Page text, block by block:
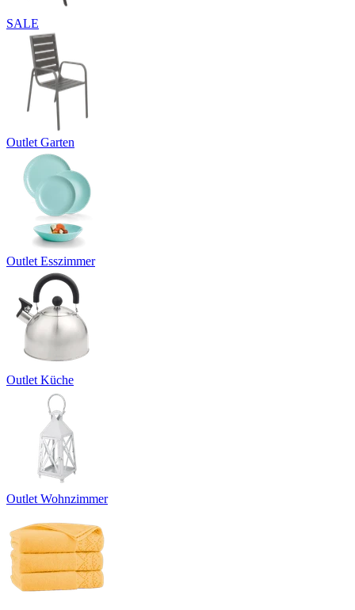
SALE
Outlet Garten
Outlet Esszimmer
Outlet Küche
Outlet Wohnzimmer